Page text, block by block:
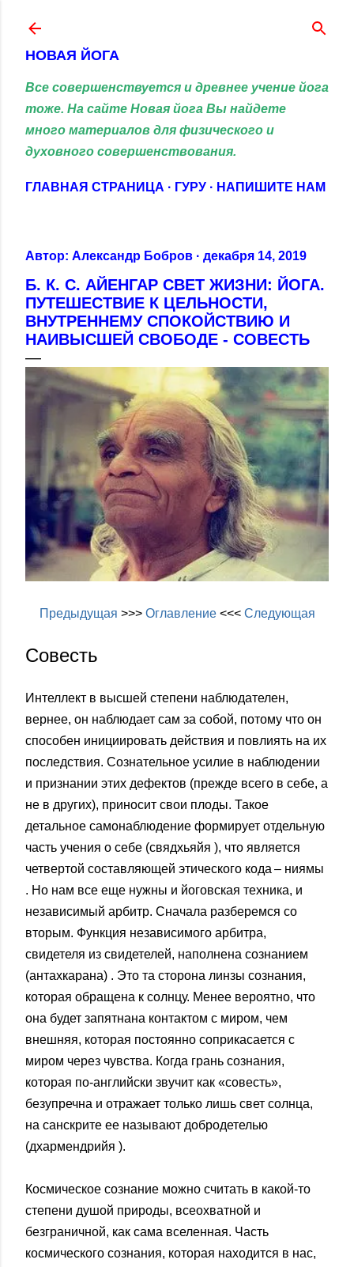
НОВАЯ ЙОГА
Все совершенствуется и древнее учение йога
тоже. На сайте Новая йога Вы найдете
много материалов для физического и
духовного совершенствования.
ГЛАВНАЯ СТРАНИЦА ГУРУ НАПИШИТЕ НАМ
Автор: Александр Бобров декабря 14, 2019
Б. К. С. АЙЕНГАР СВЕТ ЖИЗНИ: ЙОГА.
ПУТЕШЕСТВИЕ К ЦЕЛЬНОСТИ,
ВНУТРЕННЕМУ СПОКОЙСТВИЮ И
НАИВЫСШЕЙ СВОБОДЕ - СОВЕСТЬ
Предыдущая >>> Оглавление<<< Следующая
Совесть
Интеллект в высшей степени наблюдателен,
вернее, он наблюдает сам за собой, потому что он
способен инициировать действия и повлиять на их
последствия. Сознательное усилие в наблюдении
и признании этих дефектов (прежде всего в себе, а
не в других), приносит свои плоды. Такое
детальное самонаблюдение формирует отдельную
часть учения о себе (свядхьяйя ), что является
четвертой составляющей этического кода – ниямы
. Но нам все еще нужны и йоговская техника, и
независимый арбитр. Сначала разберемся со
вторым. Функция независимого арбитра,
свидетеля из свидетелей, наполнена сознанием
(антахкарана) . Это та сторона линзы сознания,
которая обращена к солнцу. Менее вероятно, что
она будет запятнана контактом с миром, чем
внешняя, которая постоянно соприкасается с
миром через чувства. Когда грань сознания,
которая по-английски звучит как «совесть»,
безупречна и отражает только лишь свет солнца,
на санскрите ее называют добродетелью
(дхармендрийя ).
Космическое сознание можно считать в какой-то
степени душой природы, всеохватной и
безграничной, как сама вселенная. Часть
космического сознания, которая находится в нас,